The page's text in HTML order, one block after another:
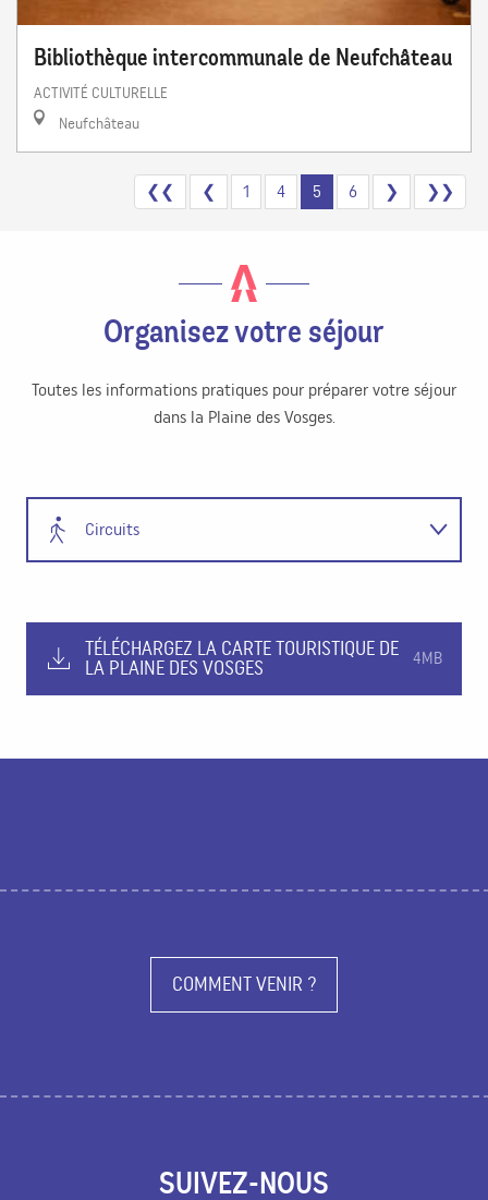
Bibliothèque intercommunale de Neufchâteau
ACTIVITÉ CULTURELLE
Neufchâteau
❮❮ ❮ 1 4 5 6 ❯ ❯❯
Organisez votre séjour
Toutes les informations pratiques pour préparer votre séjour
dans la Plaine des Vosges.
Circuits
Dormir
TÉLÉCHARGEZ LA CARTE TOURISTIQUE DE
LA PLAINE DES VOSGES
4MB
COMMENT VENIR ?
SUIVEZ-NOUS